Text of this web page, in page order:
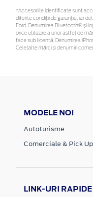
*Accesoriile identificate sunt
diferite condiții de garanție, iar
Ford. Denumirea Bluetooth® și
orice utilizare a unor astfel de
face sub licență. Denumirea
Celelalte mărci și denumiri
MODELE NOI
Autoturisme
Comerciale & Pick
LINK-URI RAPIDE